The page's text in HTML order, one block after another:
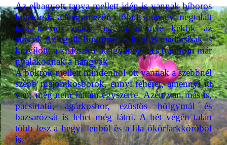
Az elhagyott tanya mellett idén is vannak bíboros
kosborok, a Nagymezőn előbújt a tavaly megtalált
tarka-kosbor család is, mindenfelé kéklik az
atracél. Az egyik bokorban a kardos madársisak is
kinyílott, a kisfészkű hangyabogáncs bimbóin már
nyalakodnak a hangyák.
A bokrok mellett mindenhol ott vannak a szebbnél
szebb majomkosborok, ennyi fehéret, amennyi itt
van, még nem láttam egyszerre. Azért van más is,
pacsirtafű, agárkosbor, ezüstös hölgymál és
bazsarózsát is lehet még látni. A hét végén talán
több lesz a hegyi lenből és a lila ökörfarkkóróból
is.